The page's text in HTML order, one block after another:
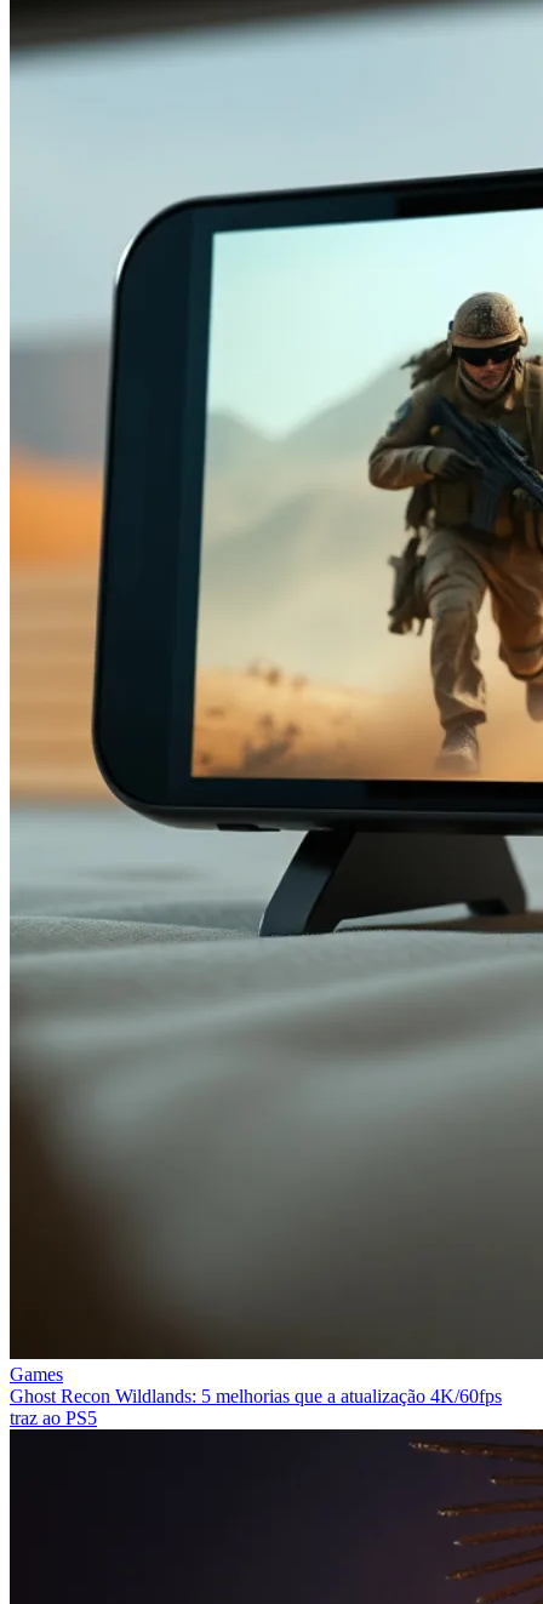
Games
Ghost Recon Wildlands: 5 melhorias que a atualização 4K/60fps
traz ao PS5